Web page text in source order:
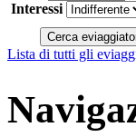
Interessi
Lista di tutti gli